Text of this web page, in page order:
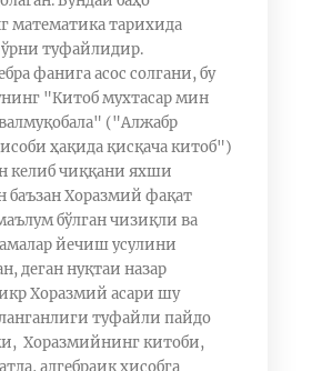
математика тарихида
ўрни туфайлидир.
фанига асос солгани, бу
"Китоб мухтасар мин
("Алжабр
ҳақида қисқача китоб")
келиб чиққани яхши
баъзан Хоразмий фақат
бўлган чизиқли ва
йечиш усулини
деган нуқтаи назар
Хоразмий асари шу
туфайли пайдо
Хоразмийнинг китоби,
алгебраик ҳисобга